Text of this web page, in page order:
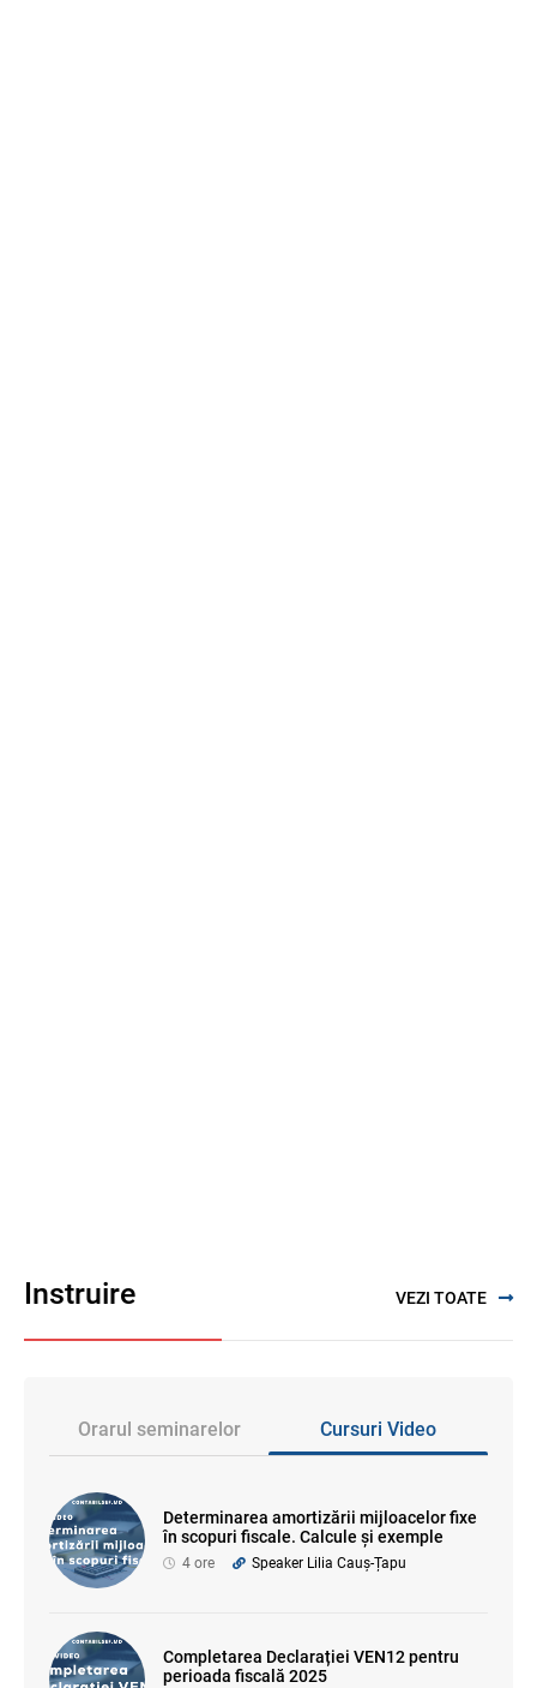
Instruire VEZI TOATE
Orarul seminarelor Cursuri Video
Determinarea amortizării mijloacelor fixe
în scopuri fiscale. Calcule și exemple
4 ore Speaker Lilia Cauș-Țapu
Completarea Declarației VEN12 pentru
perioada fiscală 2025